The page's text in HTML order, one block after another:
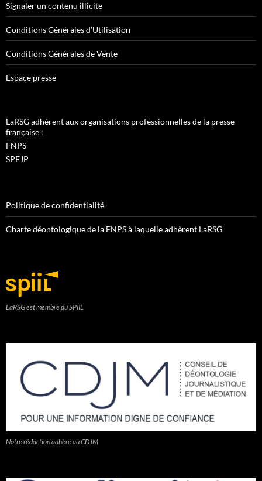
Signaler un contenu illicite
Conditions Générales d’Utilisation
Conditions Générales de Vente
Espace presse
LaRSG adhèrent aux organisations professionnelles de la presse
française :
FNPS
SPEJP
Politique de confidentialité
Charte déontologique de la FNPS à laquelle adhèrent LaRSG
LaRSG est membre du SPIIL
Notre rédaction adhère au CDJM